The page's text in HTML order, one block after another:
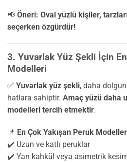
📢 Öneri: Oval yüzlü kişiler,
seçerken özgürdür!
3. Yuvarlak Yüz Şekli İçin
Modelleri
✅ Yuvarlak yüz şekli, daha
hatlara sahiptir. Amaç yüzü daha
modelleri tercih etmektir.
📌 En Çok Yakışan Peruk
✔️ Uzun ve katlı peruklar
✔️ Yan kahkül veya asimetrik